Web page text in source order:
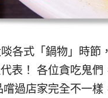
各式「鍋物」時節
表！ 各位貪吃鬼
嚐過店家完全不一